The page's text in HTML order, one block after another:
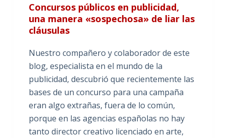
Concursos públicos en publicidad,
una manera «sospechosa» de liar las
cláusulas
Nuestro compañero y colaborador de este
blog, especialista en el mundo de la
publicidad, descubrió que recientemente las
bases de un concurso para una campaña
eran algo extrañas, fuera de lo común,
porque en las agencias españolas no hay
tanto director creativo licenciado en arte,